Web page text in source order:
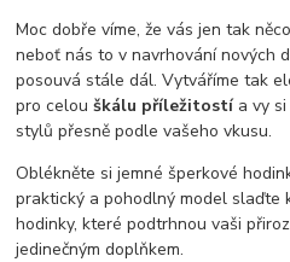
Moc dobře víme, že vás jen tak
neboť nás to v navrhování nových
posouvá stále dál. Vytváříme tak
pro celouškálu příležitostía vy si
stylů přesně podle vašeho vkusu.
Oblékněte si jemné šperkové
praktický a pohodlný model slaďte
hodinky, které podtrhnou vaši
jedinečným doplňkem.